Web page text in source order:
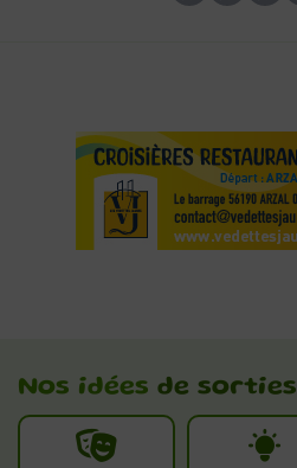
Nos idées de sorties